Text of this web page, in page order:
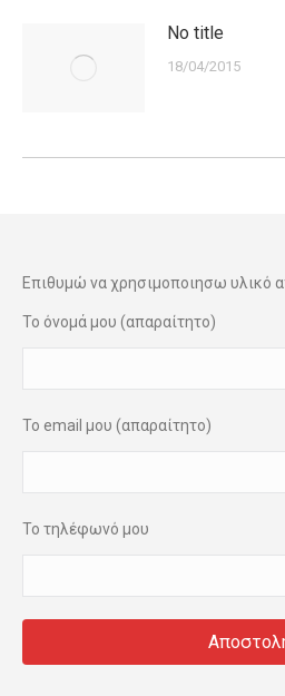
No title
18/04/2015
Επιθυμώ να χρησιμοποιησω υλικό
Το όνομά μου (απαραίτητο)
Το email μου (απαραίτητο)
Το τηλέφωνό μου